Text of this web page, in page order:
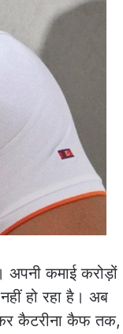
कमाई करोड़ों
हो रहा है। अब
कैटरीना कैफ तक,